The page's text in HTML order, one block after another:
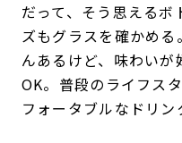
だって、そう思える
ズもグラスを確かめ
んあるけど、味わい
OK。普段のライフス
フォータブルなドリン